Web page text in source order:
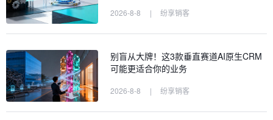
2026-8-8 | 纷享销客
别盲从大牌！这3款垂直赛道AI原生CRM
可能更适合你的业务
2026-8-8 | 纷享销客